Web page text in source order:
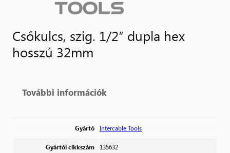
Csőkulcs, szig. 1/2″ dupla hex
hosszú 32mm
További információk
Gyártó Intercable Tools
Gyártói cikkszám 135632